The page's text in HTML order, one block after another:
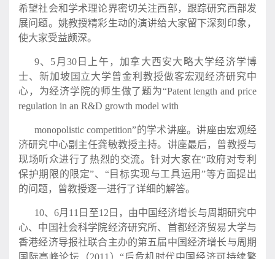
希望社会和学术理论界密切关注西部，跟踪研究西部发
展问题。姚教授精彩生动的演讲给大家留下深刻印象，
使大家受益颇深。
9、5月30日上午，加拿大西安大略大学经济学博
士、新加坡国立大学曾金利教授做客宏观经济研究中
心，为经济学院的师生做了题为“Patent length and price
regulation in an R&D growth model with
monopolistic competition”的学术讲座。讲座由宏观经
济研究中心副主任龚敏教授主持。讲座最后，曾教授与
现场听众进行了热烈的交流。针对大家在“政府对专利
保护期限的限定”、“目标实现与工具运用”等方面提出
的问题，曾教授逐一进行了详细的解答。
10、6月11日至12日，由中国经济增长与周期研究中
心、中国社会科学院经济研究所、首都经济贸易大学与
香港经济导报社联合主办的第五届中国经济增长与周期